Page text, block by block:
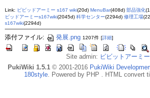
Link: ビビッドアーミー s167 wiki(20d) MenuBar(408d) 部品強化
ビッドアーミーs167wiki(2045d) 科学センター(2294d) 修理工場
s167wiki(2294d)
添付ファイル: 発展.png 1207件 [詳細]
Site admin: ビビットアーミー
PukiWiki 1.5.1© 2001-2016 PukiWiki
180style . Powered by PHP . HTML convert